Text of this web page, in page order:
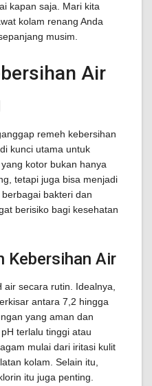
kapan saja. Mari kita
kolam renang Anda
musim.
Air
remeh kebersihan
kunci utama untuk
kotor bukan hanya
tetapi juga bisa menjadi
bakteri dan
berisiko bagi kesehatan
Kebersihan Air
secara rutin. Idealnya,
antara 7,2 hingga
yang aman dan
terlalu tinggi atau
mulai dari iritasi kulit
kolam. Selain itu,
itu juga penting.